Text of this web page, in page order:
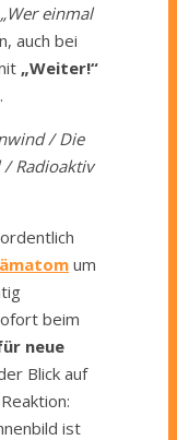
„Wer einmal
auch bei
„Weiter!“
/ Die
Radioaktiv
um
beim
neue
Blick auf
ist